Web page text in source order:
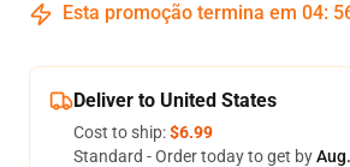
Esta promoção termina em 04:
Deliver to United States
Cost to ship:$6.99
Standard - Order today to get by